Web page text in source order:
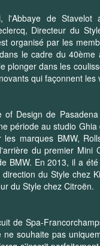
de Stavelot
Directeur du
organisé par les
le cadre du 40ème
plonger dans les
qui façonnent les
Design de
période au studio
marques BMW,
du premier Mini
BMW. En 2013, il a
du Style chez
du Style chez Citroën.
de Spa-
souhaite pas